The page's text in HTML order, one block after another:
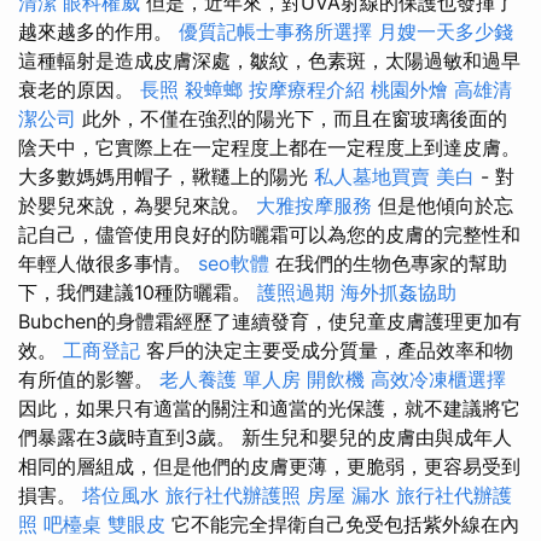
越來越多的作用。 優質記帳士事務所選擇 月嫂一天多少錢
這種輻射是造成皮膚深處，皺紋，色素斑，太陽過敏和過早
衰老的原因。 長照 殺蟑螂 按摩療程介紹 桃園外燴 高雄清
潔公司 此外，不僅在強烈的陽光下，而且在窗玻璃後面的
陰天中，它實際上在一定程度上都在一定程度上到達皮膚。
大多數媽媽用帽子，鞦韆上的陽光 私人墓地買賣 美白 - 對
於嬰兒來說，為嬰兒來說。 大雅按摩服務 但是他傾向於忘
記自己，儘管使用良好的防曬霜可以為您的皮膚的完整性和
年輕人做很多事情。 seo軟體 在我們的生物色專家的幫助
下，我們建議10種防曬霜。 護照過期 海外抓姦協助
Bubchen的身體霜經歷了連續發育，使兒童皮膚護理更加有
效。 工商登記 客戶的決定主要受成分質量，產品效率和物
有所值的影響。 老人養護 單人房 開飲機 高效冷凍櫃選擇
因此，如果只有適當的關注和適當的光保護，就不建議將它
們暴露在3歲時直到3歲。 新生兒和嬰兒的皮膚由與成年人
相同的層組成，但是他們的皮膚更薄，更脆弱，更容易受到
損害。 塔位風水 旅行社代辦護照 房屋 漏水 旅行社代辦護
照 吧檯桌 雙眼皮 它不能完全捍衛自己免受包括紫外線在內